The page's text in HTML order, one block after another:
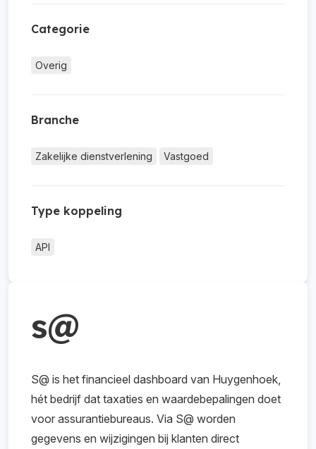
Categorie
Overig
Branche
Zakelijke dienstverlening Vastgoed
Type koppeling
API
s@
S@ is het financieel dashboard van Huygenhoek,
hét bedrijf dat taxaties en waardebepalingen doet
voor assurantiebureaus. Via S@ worden
gegevens en wijzigingen bij klanten direct